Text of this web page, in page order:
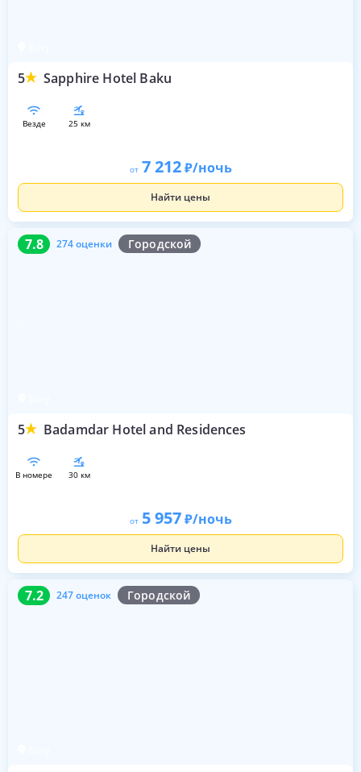
5 Sapphire Hotel Baku
везде 25 км
от 7 212 /ночь
Найти цены
7.8 274 оценки Городской
5 Badamdar Hotel and Residences
7.8 274 оценки
в номере 30 км
от 5 957 /ночь
Найти цены
7.2 247 оценок Городской
7.2 247 оценок